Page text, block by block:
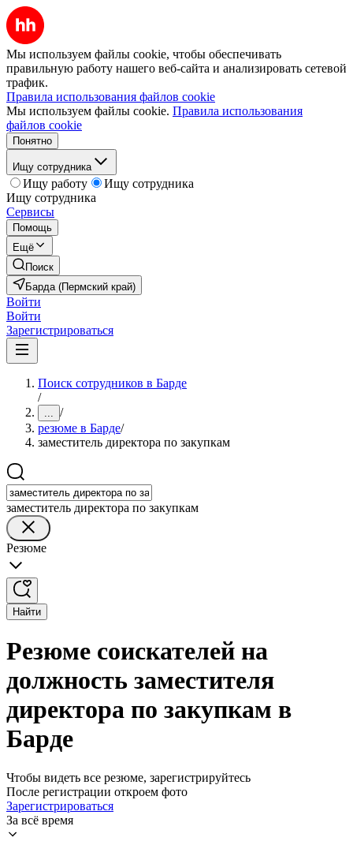
Мы используем файлы cookie, чтобы обеспечивать
правильную работу нашего веб-сайта и анализировать сетевой
трафик.
Правила использования файлов cookie
Мы используем файлы cookie. Правила использования
файлов cookie
Понятно
Ищу сотрудника
Ищу работу
Ищу сотрудника
Ищу сотрудника
Сервисы
Помощь
Ещё
Поиск
Барда (Пермский край)
Войти
Войти
Зарегистрироваться
Поиск сотрудников в Барде
/
... /
резюме в Барде/
заместитель директора по закупкам
заместитель директора по закупкам
Резюме
Найти
Резюме соискателей на
должность заместителя
директора по закупкам в
Барде
Чтобы видеть все резюме, зарегистрируйтесь
После регистрации откроем фото
Зарегистрироваться
За всё время